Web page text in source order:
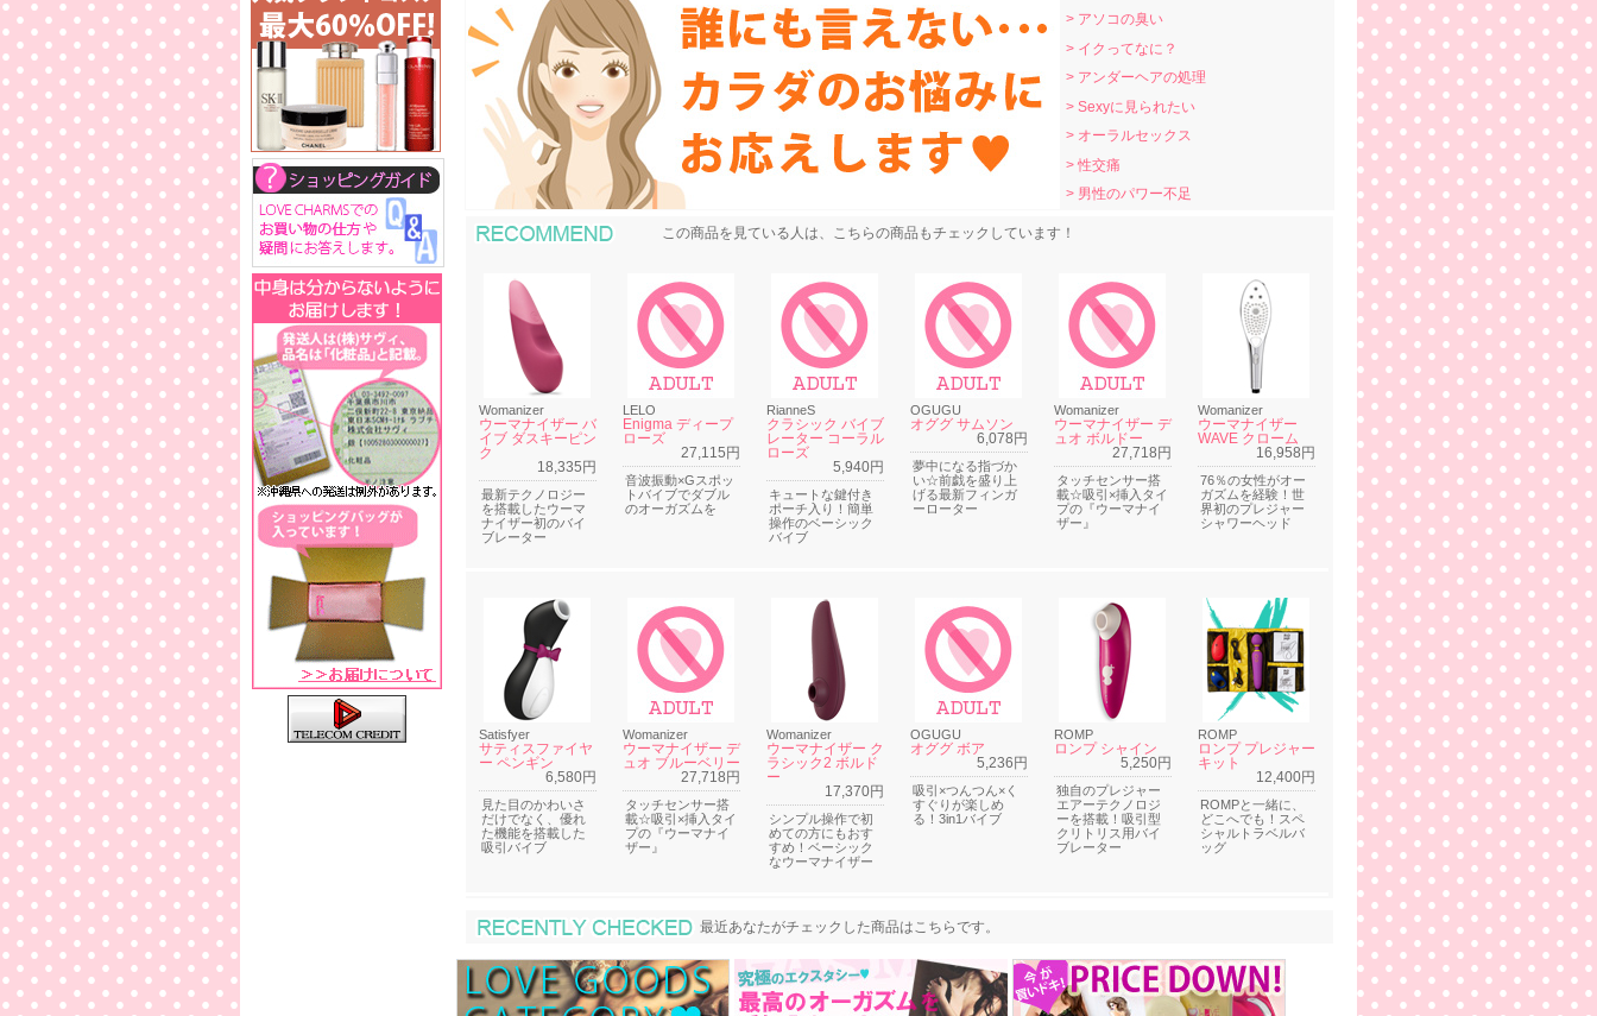
> アソコの臭い
> イクってなに？
> アンダーヘアの処理
> Sexyに見られたい
> オーラルセックス
> 性交痛
> 男性のパワー不足
おすすめ商品
この商品を見ている人は、こちらの商品もチェックしています！
Womanizer
ウーマナイザー バ
イブ ダスキーピン
ク
18,335円
最新テクノロジー
を搭載したウーマ
ナイザー初のバイ
ブレーター
LELO
Enigma ディープ
ローズ
27,115円
音波振動×Gスポッ
トバイブでダブル
のオーガズムを
RianneS
クラシック バイブ
レーター コーラル
ローズ
5,940円
キュートな鍵付き
ポーチ入り！簡単
操作のベーシック
バイブ
OGUGU
オググ サムソン
6,078円
夢中になる指づか
い☆前戯を盛り上
げる最新フィンガ
ーローター
Womanizer
ウーマナイザー デ
ュオ ボルドー
27,718円
タッチセンサー搭
載☆吸引×挿入タイ
プの『ウーマナイ
ザー』
Womanizer
ウーマナイザー
WAVE クローム
16,958円
76％の女性がオー
ガズムを経験！世
界初のプレジャー
シャワーヘッド
Satisfyer
サティスファイヤ
ー ペンギン
6,580円
見た目のかわいさ
だけでなく、優れ
た機能を搭載した
吸引バイブ
Womanizer
ウーマナイザー デ
ュオ ブルーベリー
27,718円
タッチセンサー搭
載☆吸引×挿入タイ
プの『ウーマナイ
ザー』
Womanizer
ウーマナイザー ク
ラシック2 ボルド
ー
17,370円
シンプル操作で初
めての方にもおす
すめ！ベーシック
なウーマナイザー
OGUGU
オググ ボア
5,236円
吸引×つんつん×く
すぐりが楽しめ
る！3in1バイブ
ROMP
ロンプ シャイン
5,250円
独自のプレジャー
エアーテクノロジ
ーを搭載！吸引型
クリトリス用バイ
ブレーター
ROMP
ロンプ プレジャー
キット
12,400円
ROMPと一緒に、
どこへでも！スペ
シャルトラベルバ
ッグ
最近あなたがチェックした商品
最近あなたがチェックした商品はこちらです。